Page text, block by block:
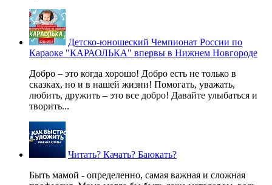
Детско-юношеский Чемпионат России по
Караоке "КАРАОЛЬКА" впервы в Нижнем Новгороде
Добро – это когда хорошо! Добро есть не только в
сказках, но и в нашей жизни! Помогать, уважать,
любить, дружить – это все добро! Давайте улыбаться и
творить...
Читать? Качать? Баюкать?
Быть мамой - определенно, самая важная и сложная